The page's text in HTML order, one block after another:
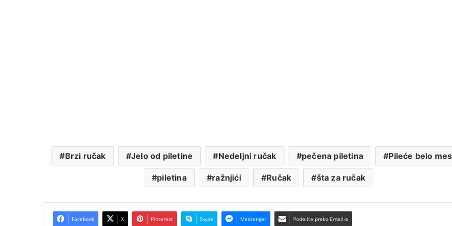
Brzi ručak Jelo od piletine Nedeljni ručak pečena piletina Pileće belo
piletina ražnjići Ručak šta za ručak
Facebook X Pinterest Skype Messenger Podelite preko Email-a